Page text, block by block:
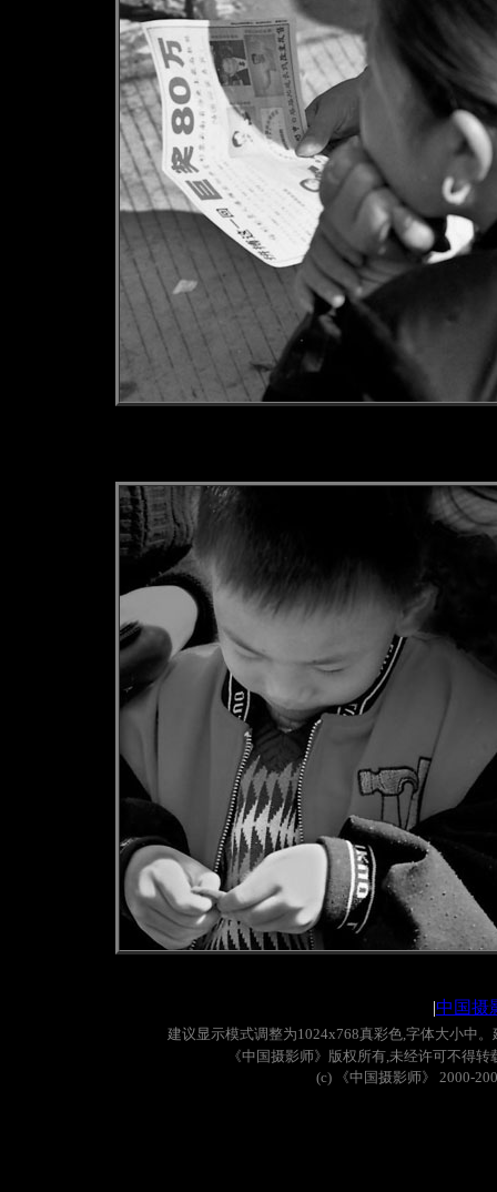
|中国摄
建议显示模式调整为1024x768真彩色,字体大小中。
《中国摄影师》版权所有,未经许可不得转
(c)
《中国摄影师》 2000-200